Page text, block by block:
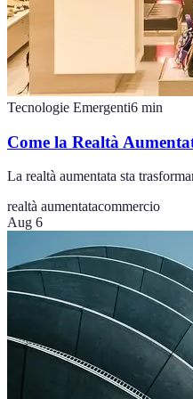
Tecnologie Emergenti6 min
Come la Realtà
La realtà aumentata sta
realtà aumentatacommercio
Aug 6